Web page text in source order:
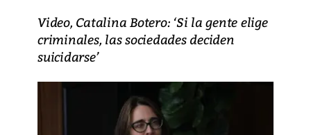
Video, Catalina Botero: ‘Si la gente elige
criminales, las sociedades deciden
suicidarse’